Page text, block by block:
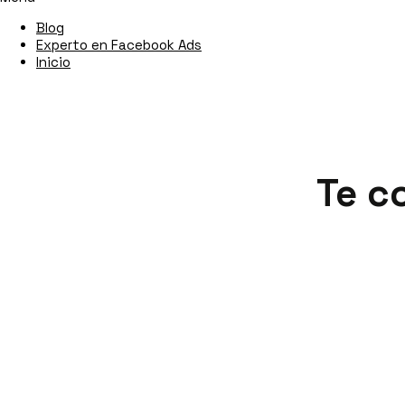
Blog
Experto en Facebook Ads
Inicio
Te